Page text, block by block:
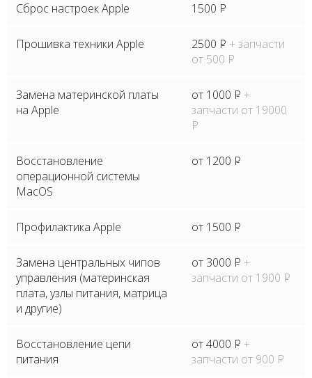
Сброс настроек Apple 1500 P
Прошивка техники Apple 2500 P + запчасти
от 500 P
Замена материнской платы
на Apple
от 1000 P +
запчасти от 19000
P
Восстановление
операционной системы
MacOS
от 1200 P
Профилактика Apple от 1500 P
Замена центральных чипов
управления (материнская
плата, узлы питания, матрица
и другие)
от 3000 P +
запчасти от 1900 P
Восстановление цепи
питания
от 4000 P +
запчасти от 900 P